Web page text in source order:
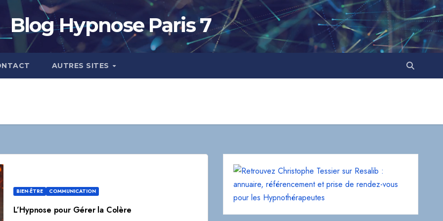
Blog Hypnose Paris 7
AUTRES SITES
BIEN-ÊTRE COMMUNICATION
L’Hypnose pour Gérer la Colère